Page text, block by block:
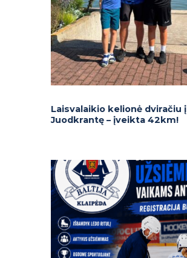
Laisvalaikio kelionė dviračiu į
Juodkrantę – įveikta 42km!